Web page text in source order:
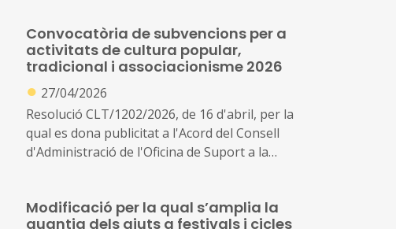
ajudes per a l'organització de festivals i
certàmens cinematogràfics a Espanya durant
l'any 2026.
Convocatòria de subvencions per a
activitats de cultura popular,
tradicional i associacionisme 2026
● 27/04/2026
Resolució CLT/1202/2026, de 16 d'abril, per la
qual es dona publicitat a l'Acord del Consell
d'Administració de l'Oficina de Suport a la
subvencions, en règim de concurrència
Modificació per la qual s’amplia la
quantia dels ajuts a festivals i cicles